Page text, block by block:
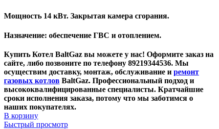
Мощность 14 кВт. Закрытая камера сгорания.
Назначение: обеспечение ГВС и отоплением.
Купить Котел BaltGaz вы можете у нас! Оформите заказ на
сайте, либо позвоните по телефону 89219344536. Мы
осуществим доставку, монтаж, обслуживание и ремонт
газовых котлов BaltGaz. Профессиональный подход и
высококвалифицированные специалисты. Кратчайшие
сроки исполнения заказа, потому что мы заботимся о
наших покупателях.
В корзину
Быстрый просмотр